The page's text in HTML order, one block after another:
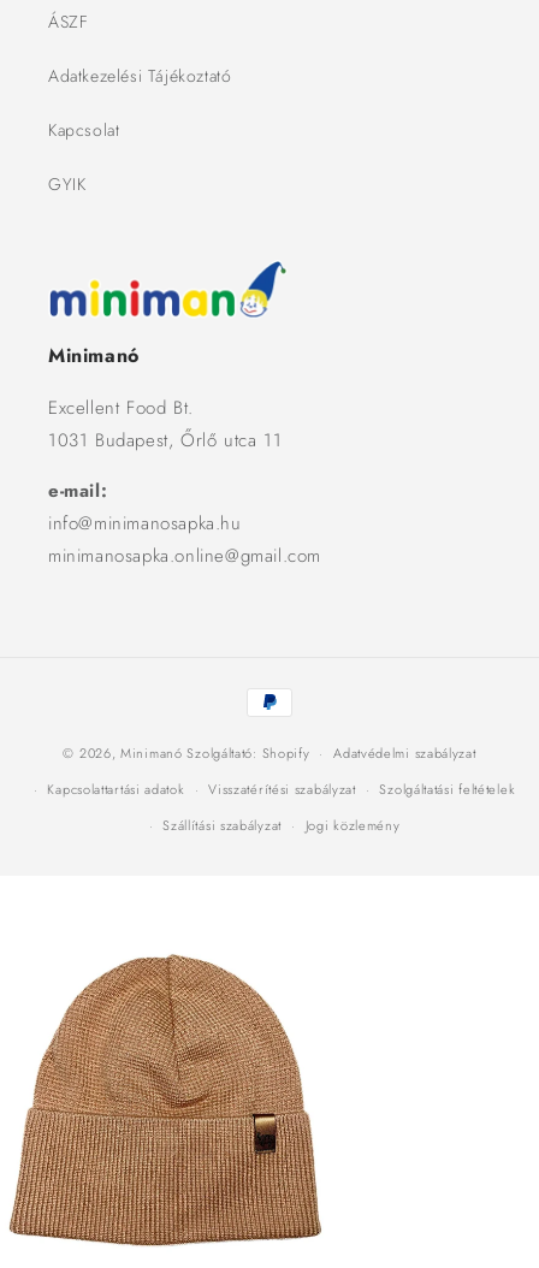
ÁSZF
Adatkezelési Tájékoztató
Kapcsolat
GYIK
Minimanó
Excellent Food Bt.
1031 Budapest, Őrlő utca 11
e-mail:
info@minimanosapka.hu
minimanosapka.online@gmail.com
Fizetési
módok
© 2026,Minimanó Szolgáltató: Shopify
Adatvédelmi szabályzat
Kapcsolattartási adatok
Visszatérítési szabályzat
Szolgáltatási feltételek
Szállítási szabályzat
Jogi közlemény